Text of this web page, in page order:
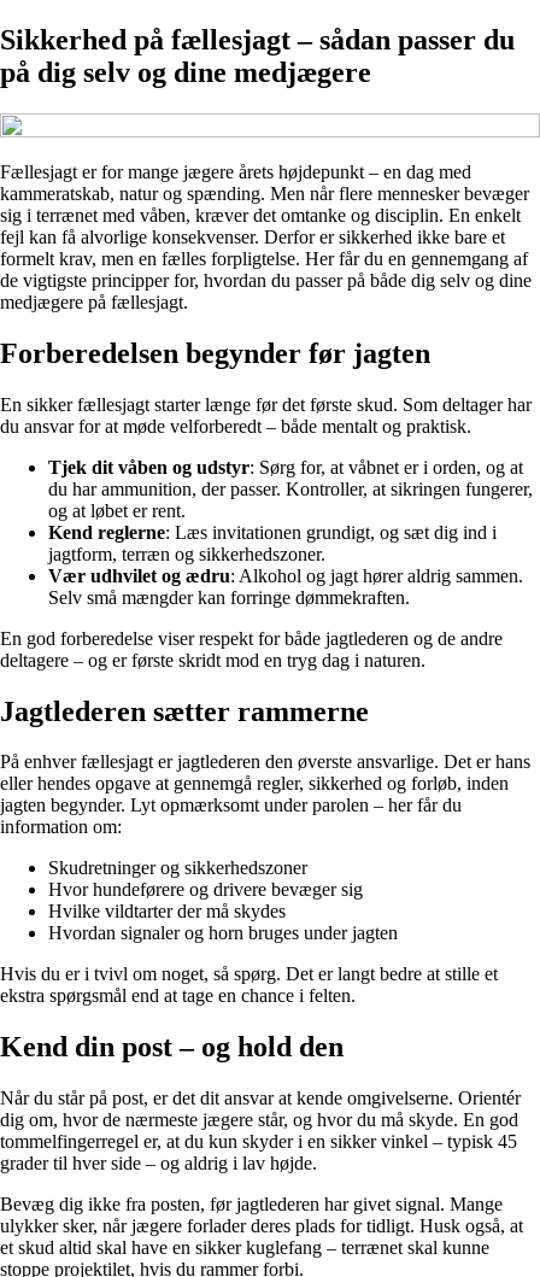
Sikkerhed på fællesjagt – sådan passer du
på dig selv og dine medjægere
Fællesjagt er for mange jægere årets højdepunkt – en dag med
kammeratskab, natur og spænding. Men når flere mennesker bevæger
sig i terrænet med våben, kræver det omtanke og disciplin. En enkelt
fejl kan få alvorlige konsekvenser. Derfor er sikkerhed ikke bare et
formelt krav, men en fælles forpligtelse. Her får du en gennemgang af
de vigtigste principper for, hvordan du passer på både dig selv og dine
medjægere på fællesjagt.
Forberedelsen begynder før jagten
En sikker fællesjagt starter længe før det første skud. Som deltager har
du ansvar for at møde velforberedt – både mentalt og praktisk.
Tjek dit våben og udstyr: Sørg for, at våbnet er i orden, og at
du har ammunition, der passer. Kontroller, at sikringen fungerer,
og at løbet er rent.
Kend reglerne: Læs invitationen grundigt, og sæt dig ind i
jagtform, terræn og sikkerhedszoner.
Vær udhvilet og ædru: Alkohol og jagt hører aldrig sammen.
Selv små mængder kan forringe dømmekraften.
En god forberedelse viser respekt for både jagtlederen og de andre
deltagere – og er første skridt mod en tryg dag i naturen.
Jagtlederen sætter rammerne
På enhver fællesjagt er jagtlederen den øverste ansvarlige. Det er hans
eller hendes opgave at gennemgå regler, sikkerhed og forløb, inden
jagten begynder. Lyt opmærksomt under parolen – her får du
information om:
Skudretninger og sikkerhedszoner
Hvor hundeførere og drivere bevæger sig
Hvilke vildtarter der må skydes
Hvordan signaler og horn bruges under jagten
Hvis du er i tvivl om noget, så spørg. Det er langt bedre at stille et
ekstra spørgsmål end at tage en chance i felten.
Kend din post – og hold den
Når du står på post, er det dit ansvar at kende omgivelserne. Orientér
dig om, hvor de nærmeste jægere står, og hvor du må skyde. En god
tommelfingerregel er, at du kun skyder i en sikker vinkel – typisk 45
grader til hver side – og aldrig i lav højde.
Bevæg dig ikke fra posten, før jagtlederen har givet signal. Mange
ulykker sker, når jægere forlader deres plads for tidligt. Husk også, at
et skud altid skal have en sikker kuglefang – terrænet skal kunne
stoppe projektilet, hvis du rammer forbi.